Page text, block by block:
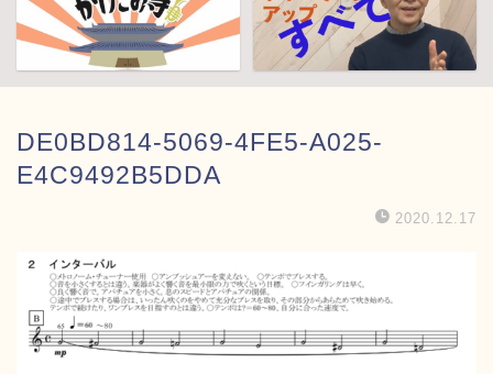
DE0BD814-5069-4FE5-A025-
E4C9492B5DDA
2020.12.17